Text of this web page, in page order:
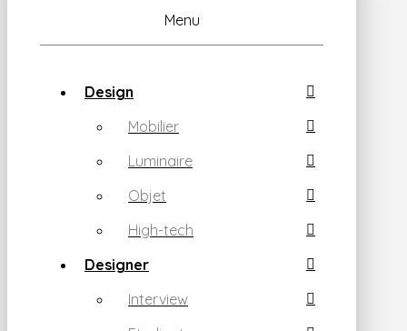
Menu
Design
Mobilier
Luminaire
Objet
High-tech
Designer
Interview